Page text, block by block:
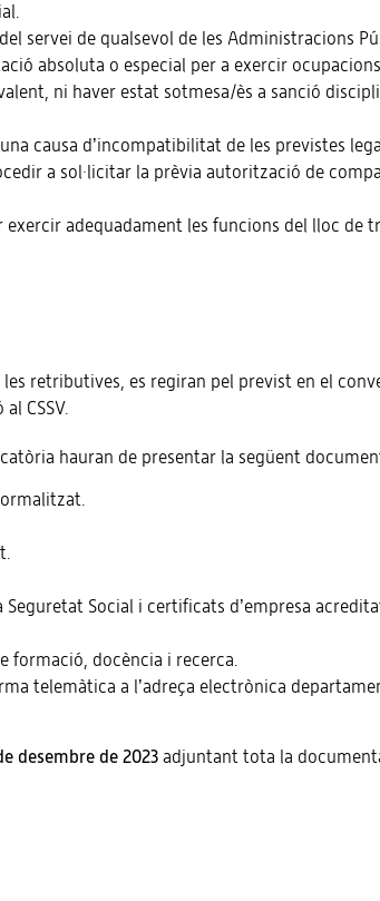
servei de qualsevol de les Administracions
absoluta o especial per a exercir
ni haver estat sotmesa/ès a sanció
causa d’incompatibilitat de les previstes
a sol·licitar la prèvia autorització de
adequadament les funcions del lloc de
retributives, es regiran pel previst en el
CSSV.
hauran de presentar la següent
Social i certificats d’empresa
formació, docència i recerca.
telemàtica a l’adreça electrònica
desembre de 2023 adjuntant tota la